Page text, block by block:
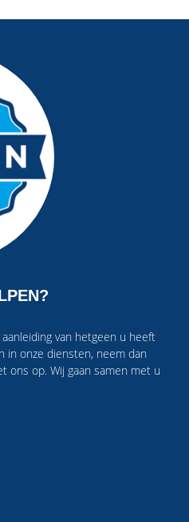
van hetgeen u heeft
in onze diensten, neem dan
ons op. Wij gaan samen met u